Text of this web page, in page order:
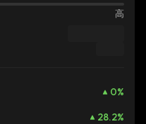
高
0%
28.2%